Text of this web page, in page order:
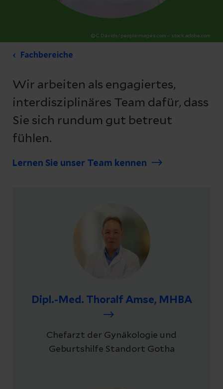
© C Davids/peopleimages.com – stock.adobe.com
Fachbereiche
Wir arbeiten als engagiertes,
interdisziplinäres Team dafür, dass
Sie sich rundum gut betreut
fühlen.
Lernen Sie unser Team kennen
Dipl.-Med. Thoralf Amse, MHBA
Chefarzt der Gynäkologie und
Geburtshilfe Standort Gotha